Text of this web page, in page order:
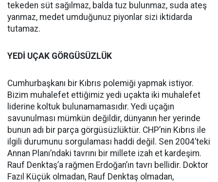
tekeden süt sağılmaz, balda tuz bulunmaz, suda ateş
yanmaz, medet umduğunuz piyonlar sizi iktidarda
tutamaz.
YEDİ UÇAK GÖRGÜSÜZLÜK
Cumhurbaşkanı bir Kıbrıs polemiği yapmak istiyor.
Bizim muhalefet ettiğimiz yedi uçakta iki muhalefet
liderine koltuk bulunamamasıdır. Yedi uçağın
savunulması mümkün değildir, dünyanın her yerinde
bunun adı bir parça görgüsüzlüktür. CHP’nin Kıbrıs ile
ilgili durumunu sorgulaması haddi değil. Sen 2004’teki
Annan Planı’ndaki tavrını bir millete izah et kardeşim.
Rauf Denktaş’a rağmen Erdoğan’ın tavrı bellidir. Doktor
Fazıl Küçük olmadan, Rauf Denktaş olmadan,